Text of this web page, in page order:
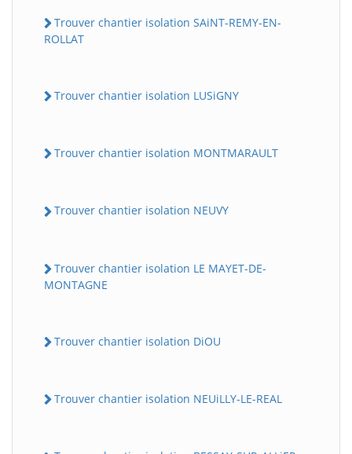
Trouver chantier isolation SAiNT-REMY-EN-
ROLLAT
Trouver chantier isolation LUSiGNY
Trouver chantier isolation MONTMARAULT
Trouver chantier isolation NEUVY
Trouver chantier isolation LE MAYET-DE-
MONTAGNE
Trouver chantier isolation DiOU
Trouver chantier isolation NEUiLLY-LE-REAL